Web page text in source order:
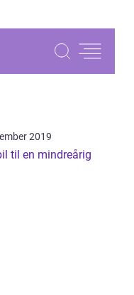
2019
til en mindreårig